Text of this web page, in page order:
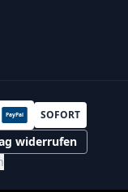
PayPal SOFORT
widerrufen